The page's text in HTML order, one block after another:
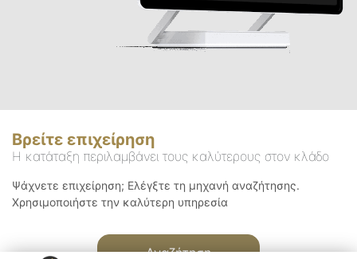
Βρείτε επιχείρηση
Η κατάταξη περιλαμβάνει τους καλύτερους στον κλάδο
Ψάχνετε επιχείρηση; Ελέγξτε τη μηχανή αναζήτησης.
Χρησιμοποιήστε την καλύτερη υπηρεσία
Αναζήτηση